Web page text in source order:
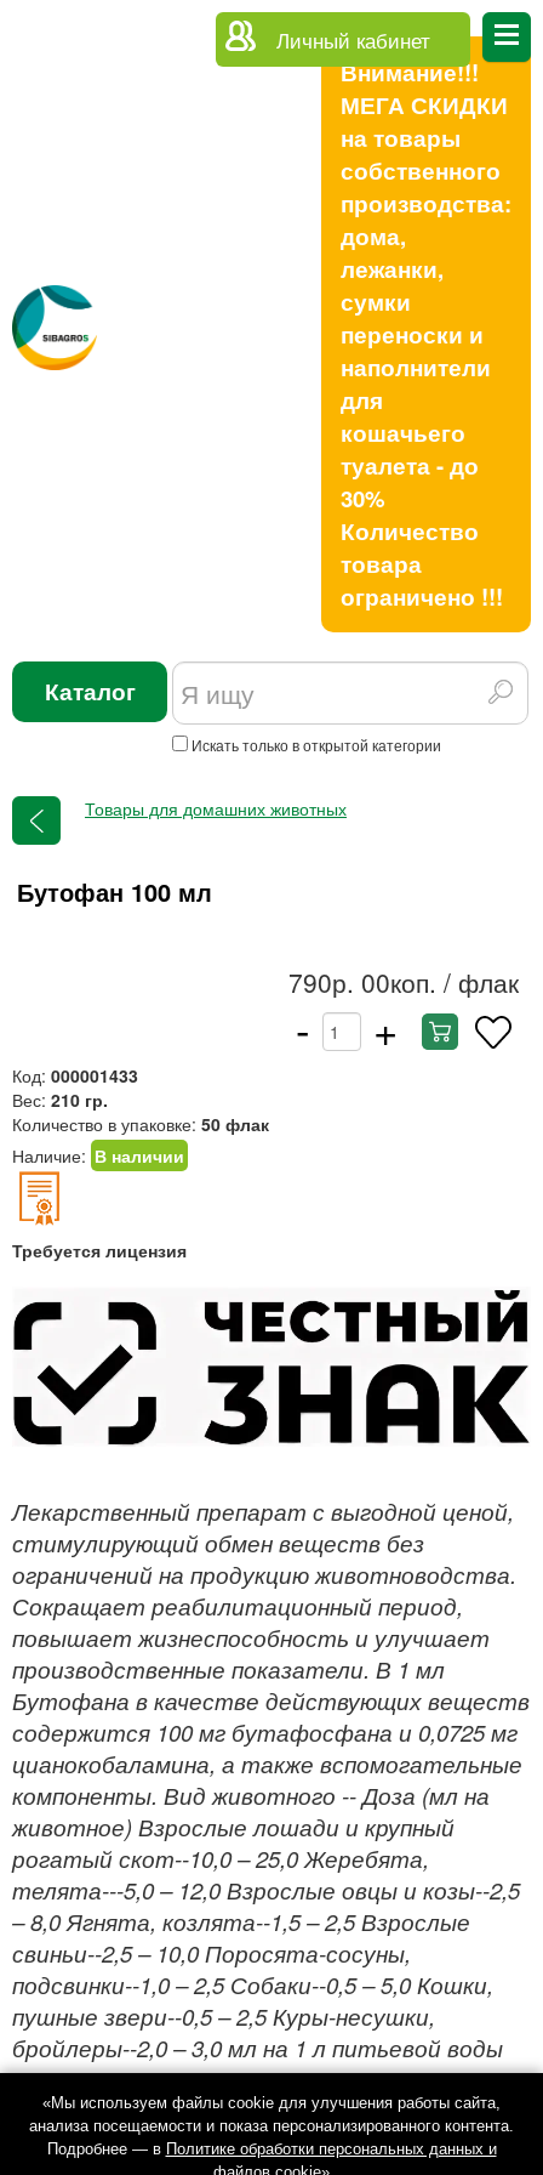
Личный кабинет
Внимание!!!
МЕГА СКИДКИ
на товары
собственного
производства:
дома,
лежанки,
сумки
переноски и
наполнители
для
кошачьего
туалета - до
30%
Количество
товара
ограничено !!!
Каталог
Искать только в открытой категории
Товары для домашних животных
Бутофан 100 мл
790р. 00коп. / флак
- +
Код: 000001433
Вес: 210 гр.
Количество в упаковке: 50 флак
Наличие: В наличии
Требуется лицензия
Лекарственный препарат с выгодной ценой,
стимулирующий обмен веществ без
ограничений на продукцию животноводства.
Сокращает реабилитационный период,
повышает жизнеспособность и улучшает
производственные показатели. В 1 мл
Бутофана в качестве действующих веществ
содержится 100 мг бутафосфана и 0,0725 мг
цианокобаламина, а также вспомогательные
компоненты. Вид животного -- Доза (мл на
животное) Взрослые лошади и крупный
рогатый скот--10,0 – 25,0 Жеребята,
телята---5,0 – 12,0 Взрослые овцы и козы--2,5
– 8,0 Ягнята, козлята--1,5 – 2,5 Взрослые
свиньи--2,5 – 10,0 Поросята-сосуны,
подсвинки--1,0 – 2,5 Собаки--0,5 – 5,0 Кошки,
пушные звери--0,5 – 2,5 Куры-несушки,
бройлеры--2,0 – 3,0 мл на 1 л питьевой воды
«Мы используем файлы cookie для улучшения работы сайта,
анализа посещаемости и показа персонализированного контента.
Подробнее — в Политике обработки персональных данных и